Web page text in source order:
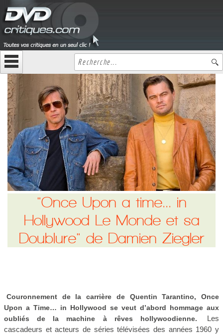
"Once Upon a time... in
Hollywood Le Monde et sa
Doublure" de Damien Ziegler
Couronnement de la carrière de Quentin Tarantino, Once
Upon a Time… in Hollywood se veut d’abord hommage aux
oubliés de la machine à rêves hollywoodienne.
Les
cascadeurs et acteurs de séries télévisées des années 1960 y